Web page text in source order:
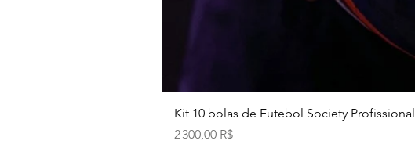
Kit 10 bolas de Futebol Society Profissional
Prix
2 300,00 R$